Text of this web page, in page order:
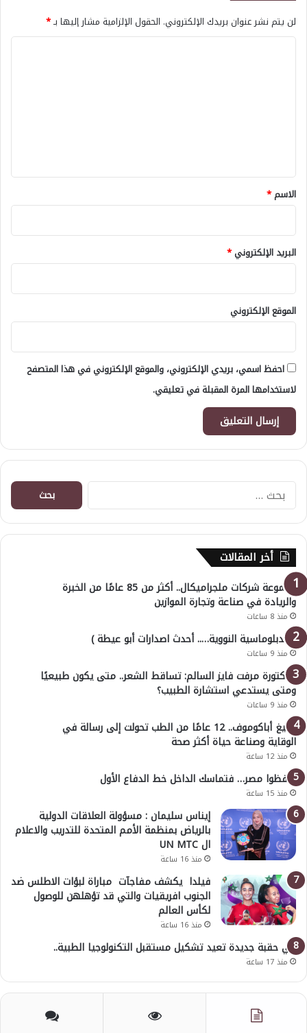
لن يتم نشر عنوان بريدك الإلكتروني. الحقول الإلزامية مشار إليها بـ*
*
الاسم*
البريد الإلكتروني*
الموقع الإلكتروني
احفظ اسمي، بريدي الإلكتروني، والموقع الإلكتروني في هذا المتصفح
لاستخدامها المرة المقبلة في تعليقي.
البحث
عن:
أخر المقالات
مجموعة شركات ملجراميكال.. أكثر من 85 عامًا من الخبرة
والريادة في صناعة وتجارة الموازين
منذ 8 ساعات
( الدبلوماسية النووية….. أحدث اصدارات أبو عيطة )
منذ 9 ساعات
الدكتورة مرفت فايز السالم: تساقط الشعر.. متى يكون طبيعيًا
ومتى يستدعي استشارة الطبيب؟
منذ 9 ساعات
أوليغ أباكوموف.. 12 عامًا من الطب تحولت إلى رسالة في
الوقاية وصناعة حياة أكثر صحة
منذ 12 ساعة
احفظوا مصر… فتماسك الداخل خط الدفاع الأول
منذ 15 ساعة
إيناس سليمان : مسؤولة العلاقات الدولية
بالرياض بمنظمة الأمم المتحدة للتدريب والاعلام
ال UN MTC
منذ 16 ساعة
فيلدا يكشف مفاجآت مباراة لبؤات الاطلس ضد
الجنوب افريقيات والتي قد تؤهلهن للوصول
لكأس العالم
منذ 16 ساعة
في حقبة جديدة تعيد تشكيل مستقبل التكنولوجيا الطبية..
منذ 17 ساعة